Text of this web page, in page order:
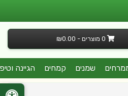
0 מוצרים - ₪0.00
שמנים קמחים הגיינה